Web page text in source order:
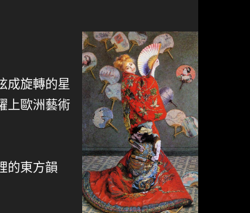
成旋轉的星
上歐洲藝術
的東方韻